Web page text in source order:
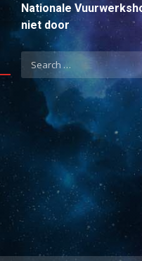
Nationale
niet door
Search
for: